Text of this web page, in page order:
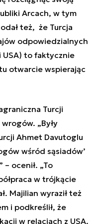
Arcach, w tym
też, że Turcja
odpowiedzialnych
USA) to faktycznie
otwarcie wspierając
Turcji
„Były
Ahmet Davutoglu
wśród sąsiadów’
ocenił. „To
w trójkącie
Majilian wyraził też
i podkreślił, że
w relacjach z USA.